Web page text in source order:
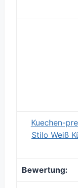
Kuechen-
Stilo Weiß